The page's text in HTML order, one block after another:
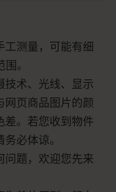
工测量，可能有细
。
技术、光线、显示
页商品图片的颜
差。若您收到物件
必体谅。
问题，欢迎您先来